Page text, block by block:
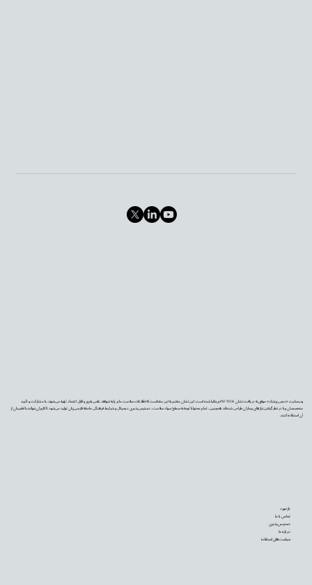
وب‌سایت «دیجی‌پزشک» موفق به دریافت نشان PIF TICK بریتانیا شده است. این نشان معتبر به این معناست که اطلاعات سلامت ما بر پایه شواهد علمی به‌روز و قابل اعتماد تهیه می‌شوند، با مشارکت و تأیید
متخصصان و با در نظر گرفتن نیازهای بیماران طراحی شده‌اند. همچنین، تمام محتوا با توجه به سطح سواد سلامت، دسترس‌پذیری دیجیتال و شرایط فرهنگی جامعه فارسی‌زبان تولید می‌شود تا کاربران بتوانند با اطمینان از
آن استفاده کنند.
بازخورد
تماس با ما
دسترس‌پذیری
درباره ما
سیاست‌های استفاده